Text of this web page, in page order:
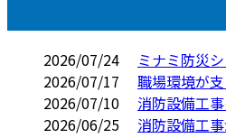
2026/07/24
ミナミ防災
2026/07/17
職場環境が
2026/07/10
消防設備工
2026/06/25
消防設備工